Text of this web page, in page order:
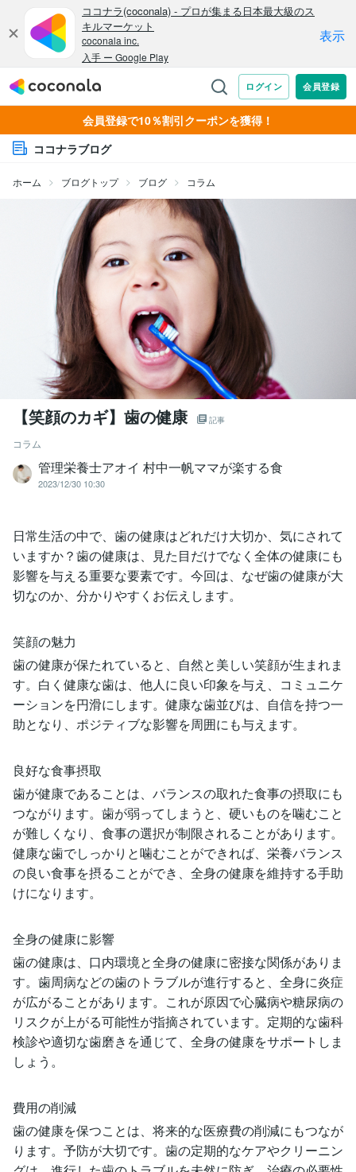
会員登録で10％割引クーポンを獲得！
ココナラブログ
ホーム ブログトップ ブログ コラム
【笑顔のカギ】歯の健康 記事
コラム
管理栄養士アオイ 村中一帆ママが楽する食
2023/12/30 10:30
日常生活の中で、歯の健康はどれだけ大切か、気にされて
いますか？歯の健康は、見た目だけでなく全体の健康にも
影響を与える重要な要素です。今回は、なぜ歯の健康が大
切なのか、分かりやすくお伝えします。
笑顔の魅力
歯の健康が保たれていると、自然と美しい笑顔が生まれま
す。白く健康な歯は、他人に良い印象を与え、コミュニケ
ーションを円滑にします。健康な歯並びは、自信を持つ一
助となり、ポジティブな影響を周囲にも与えます。
良好な食事摂取
歯が健康であることは、バランスの取れた食事の摂取にも
つながります。歯が弱ってしまうと、硬いものを噛むこと
が難しくなり、食事の選択が制限されることがあります。
健康な歯でしっかりと噛むことができれば、栄養バランス
の良い食事を摂ることができ、全身の健康を維持する手助
けになります。
全身の健康に影響
歯の健康は、口内環境と全身の健康に密接な関係がありま
す。歯周病などの歯のトラブルが進行すると、全身に炎症
が広がることがあります。これが原因で心臓病や糖尿病の
リスクが上がる可能性が指摘されています。定期的な歯科
検診や適切な歯磨きを通じて、全身の健康をサポートしま
しょう。
費用の削減
歯の健康を保つことは、将来的な医療費の削減にもつなが
ります。予防が大切です。歯の定期的なケアやクリーニン